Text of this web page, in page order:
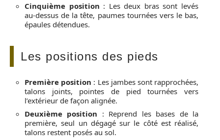
Cinquième position : Les deux bras sont levés
au-dessus de la tête, paumes tournées vers le bas,
épaules détendues.
Les positions des pieds
Première position : Les jambes sont rapprochées,
talons joints, pointes de pied tournées vers
l’extérieur de façon alignée.
Deuxième position : Reprend les bases de la
première, seul un dégagé sur le côté est réalisé,
talons restent posés au sol.